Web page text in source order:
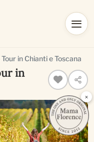
in Chianti e Toscana
in
×